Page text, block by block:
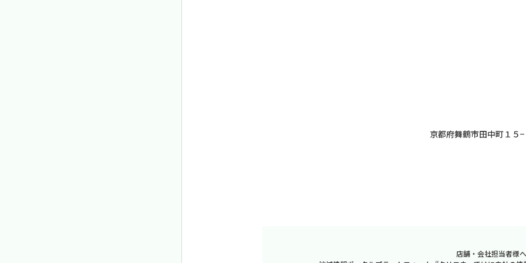
京都府舞鶴市田中町１５
店舗・会社担当者様へ